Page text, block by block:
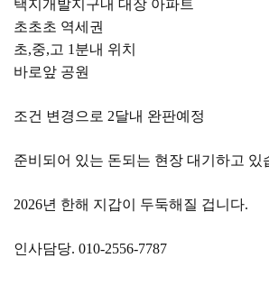
택지개발지구내 대장 아파트
초초초 역세권
초,중,고 1분내 위치
바로앞 공원
조건 변경으로 2달내 완판예정
준비되어 있는 돈되는 현장 대기하고 있
2026년 한해 지갑이 두둑해질 겁니다.
인사담당. 010-2556-7787